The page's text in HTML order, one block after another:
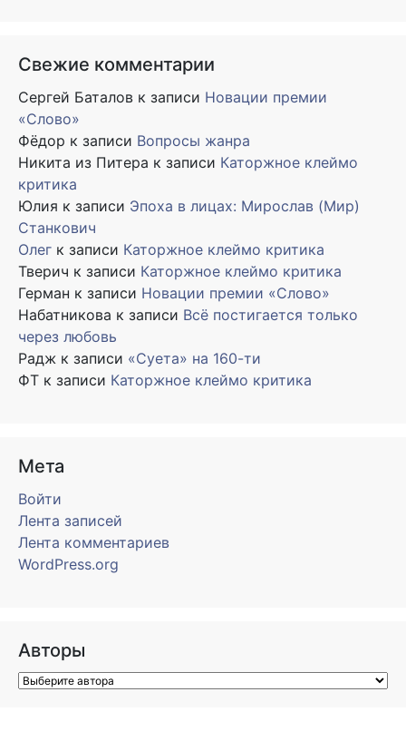
Свежие комментарии
Сергей Баталов к записи Новации премии
«Слово»
Фёдор к записи Вопросы жанра
Никита из Питера к записи Каторжное клеймо
критика
Юлия к записи Эпоха в лицах: Мирослав (Мир)
Станкович
Олег к записи Каторжное клеймо критика
Тверич к записи Каторжное клеймо критика
Герман к записи Новации премии «Слово»
Набатникова к записи Всё постигается только
через любовь
Радж к записи «Суета» на 160-ти
ФТ к записи Каторжное клеймо критика
Мета
Войти
Лента записей
Лента комментариев
WordPress.org
Авторы